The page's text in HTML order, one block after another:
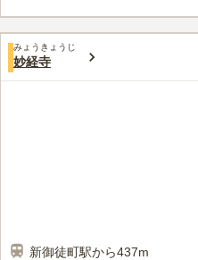
みんなの評価
4.0
70代男性
最寄り駅周辺には仏壇専
はありますが、浅草や上野に近いの
みょうきょうじ
妙経寺
新御徒町駅から437m